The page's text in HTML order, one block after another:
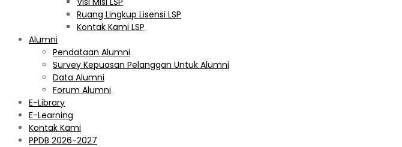
Ruang Lingkup Lisensi LSP
Kontak Kami LSP
Alumni
Pendataan Alumni
Survey Kepuasan Pelanggan Untuk Alumni
Data Alumni
Forum Alumni
E-Library
E-Learning
Kontak Kami
PPDB 2026-2027